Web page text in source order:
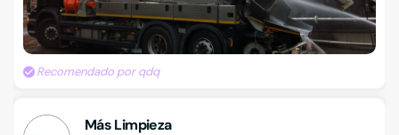
Recomendado por qdq
Más Limpieza